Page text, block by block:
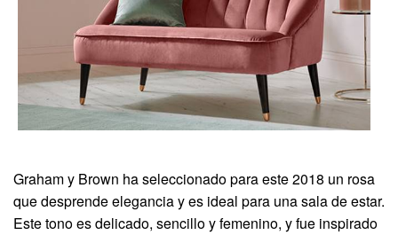
Graham y Brown ha seleccionado para este 2018 un rosa
que desprende elegancia y es ideal para una sala de estar.
Este tono es delicado, sencillo y femenino, y fue inspirado